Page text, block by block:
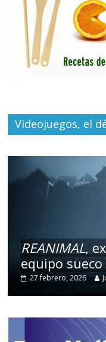
Videojuegos, el
REANIMAL,
equipo
27 febrero, 2026